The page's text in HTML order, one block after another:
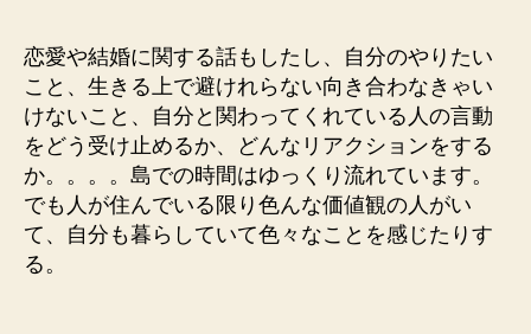
恋愛や結婚に関する話もしたし、自分のやりたい
こと、生きる上で避けれらない向き合わなきゃい
けないこと、自分と関わってくれている人の言動
をどう受け止めるか、どんなリアクションをする
か。。。。島での時間はゆっくり流れています。
でも人が住んでいる限り色んな価値観の人がい
て、自分も暮らしていて色々なことを感じたりす
る。